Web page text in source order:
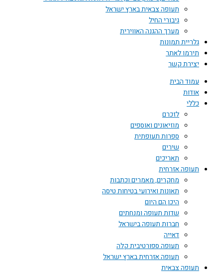
תעופה צבאית בארץ ישראל
גיבורי החיל
מערך ההגנה האווירית
גלריית תמונות
תירמו לאתר
יצירת קשר
עמוד הבית
אודות
כללי
לזכרם
מוזיאונים ואוספים
ספרות תעופתית
שירים
תאריכים
תעופה אזרחית
מחקרים, מאמרים וכתבות
תאונות ואירועי בטיחות טיסה
היכן הם היום
שדות תעופה ומנחתים
חברות תעופה בישראל
דאייה
תעופה ספורטיבית קלה
תעופה אזרחית בארץ ישראל
תעופה צבאית